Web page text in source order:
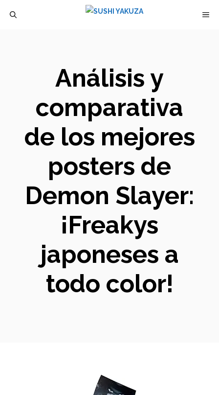
Análisis y
comparativa
de los mejores
posters de
Demon Slayer:
¡Freakys
japoneses a
todo color!